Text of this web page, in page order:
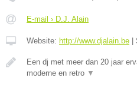
E-mail › D.J. Alain
Website: http://www.djalain.be
Een dj met meer dan 20 jaar
moderne en retro ▼